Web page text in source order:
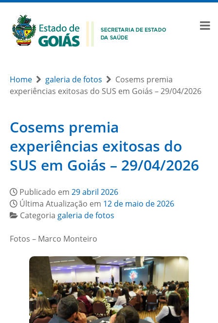
Home galeria de fotos
Cosems premia
experiências exitosas do SUS em Goiás – 29/04/2026
Cosems premia
experiências exitosas do
SUS em Goiás – 29/04/2026
Publicado em 29 abril 2026
Última Atualização em 12 de maio de 2026
Categoria galeria de fotos
Fotos – Marco Monteiro